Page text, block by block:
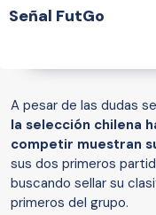
Señal FutGo
A pesar de las dudas
la selección chilena
competir muestran
sus dos primeros
buscando sellar su
primeros del grupo.